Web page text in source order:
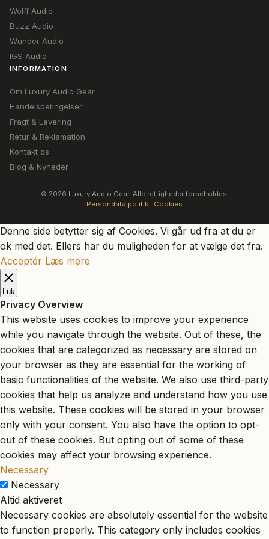
Wolff Audio
Buzz Audio
Wunder Audio
IGS Audio
INFORMATION
Om Luxury Audio Gear
Handelsbetingelser
Fragt & Levering
Retur & Reklamation
Kontakt os
Blog & Nyheder
© 2026 Luxury Audio Gear. Alle rettigheder forbeholdes.
Persondata politik · Cookies
Denne side betytter sig af Cookies. Vi går ud fra at du er
ok med det. Ellers har du muligheden for at vælge det fra.
Acceptér Læs mere
Luk
Privacy Overview
This website uses cookies to improve your experience
while you navigate through the website. Out of these, the
cookies that are categorized as necessary are stored on
your browser as they are essential for the working of
basic functionalities of the website. We also use third-party
cookies that help us analyze and understand how you use
this website. These cookies will be stored in your browser
only with your consent. You also have the option to opt-
out of these cookies. But opting out of some of these
cookies may affect your browsing experience.
Necessary
Necessary
Altid aktiveret
Necessary cookies are absolutely essential for the website
to function properly. This category only includes cookies